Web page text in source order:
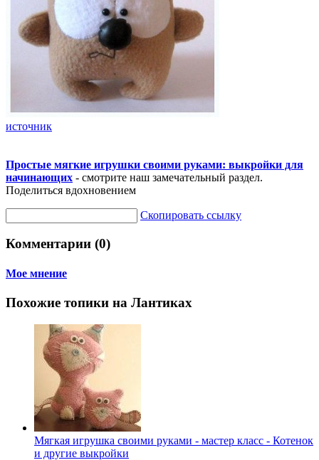
источник
Простые мягкие игрушки своими руками: выкройки для
начинающих - смотрите наш замечательный раздел.
Поделиться вдохновением
Скопировать ссылку
Комментарии (0)
Мое мнение
Похожие топики на Лантиках
Мягкая игрушка своими руками - мастер класс - Котенок
и другие выкройки